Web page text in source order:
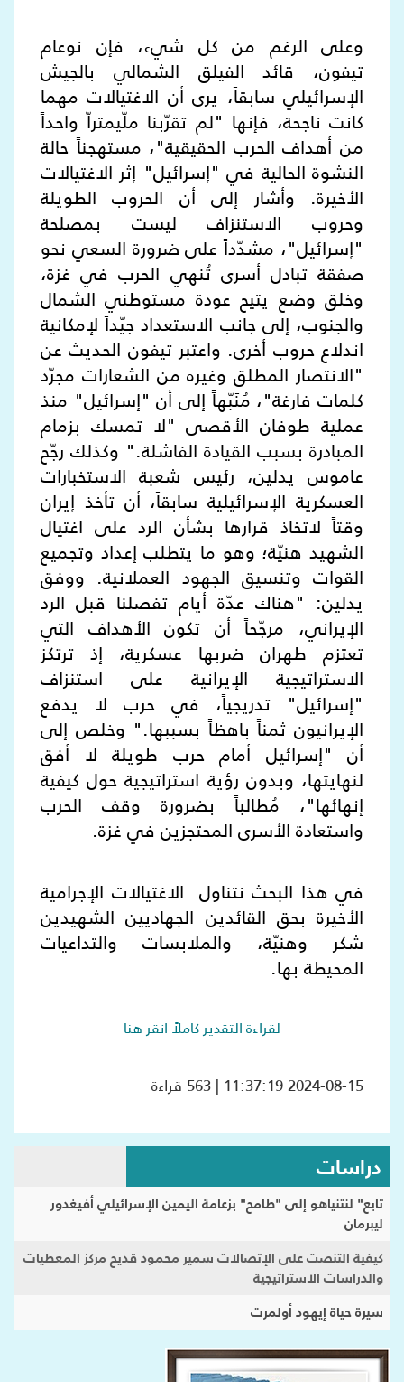
وعلى الرغم من كل شيء، فإن نوعام
تيفون، قائد الفيلق الشمالي بالجيش
الإسرائيلي سابقاً، يرى أن الاغتيالات مهما
كانت ناجحة، فإنها "لم تقرّبنا ملّيمتراّ واحداً
من أهداف الحرب الحقيقية"، مستهجناً حالة
النشوة الحالية في "إسرائيل" إثر الاغتيالات
الأخيرة. وأشار إلى أن الحروب الطويلة
وحروب الاستنزاف ليست بمصلحة
"إسرائيل"، مشدّداً على ضرورة السعي نحو
صفقة تبادل أسرى تُنهي الحرب في غزة،
وخلق وضع يتيح عودة مستوطني الشمال
والجنوب، إلى جانب الاستعداد جيّداً لإمكانية
اندلاع حروب أخرى. واعتبر تيفون الحديث عن
"الانتصار المطلق وغيره من الشعارات مجرّد
كلمات فارغة"، مُنَبّهاً إلى أن "إسرائيل" منذ
عملية طوفان الأقصى "لا تمسك بزمام
المبادرة بسبب القيادة الفاشلة". وكذلك رجّح
عاموس يدلين، رئيس شعبة الاستخبارات
العسكرية الإسرائيلية سابقاً، أن تأخذ إيران
وقتاً لاتخاذ قرارها بشأن الرد على اغتيال
الشهيد هنيّة؛ وهو ما يتطلب إعداد وتجميع
القوات وتنسيق الجهود العملانية. ووفق
يدلين: "هناك عدّة أيام تفصلنا قبل الرد
الإيراني، مرجّحاً أن تكون الأهداف التي
تعتزم طهران ضربها عسكرية، إذ ترتكز
الاستراتيجية الإيرانية على استنزاف
"إسرائيل" تدريجياً، في حرب لا يدفع
الإيرانيون ثمناً باهظاً بسببها." وخلص إلى
أن "إسرائيل أمام حرب طويلة لا أفق
لنهايتها، وبدون رؤية استراتيجية حول كيفية
إنهائها"، مُطالباً بضرورة وقف الحرب
واستعادة الأسرى المحتجزين في غزة.
في هذا البحث نتناول الاغتيالات الإجرامية
الأخيرة بحق القائدين الجهاديين الشهيدين
شكر وهنيّة، والملابسات والتداعيات
المحيطة بها.
لقراءة التقدير كاملاً انقر هنا
2024-08-15 11:37:19 | 563 قراءة
دراسات
تابع" لنتنياهو إلى "طامح" بزعامة اليمين الإسرائيلي أفيغدور
ليبرمان
كيفية التنصت على الإتصالات سمير محمود قديح مركز المعطيات
والدراسات الاستراتيجية
سيرة حياة إيهود أولمرت